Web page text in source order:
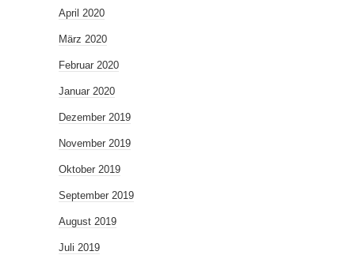
April 2020
März 2020
Februar 2020
Januar 2020
Dezember 2019
November 2019
Oktober 2019
September 2019
August 2019
Juli 2019